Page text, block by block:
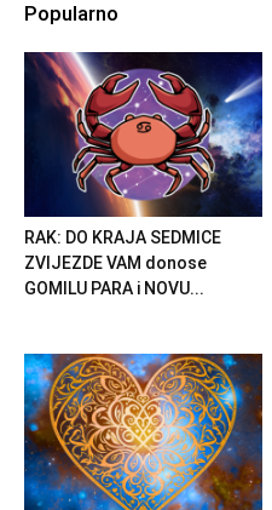
Popularno
RAK: DO KRAJA SEDMICE
ZVIJEZDE VAM donose
GOMILU PARA i NOVU...